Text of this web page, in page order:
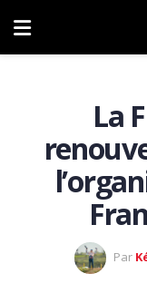
La
Par